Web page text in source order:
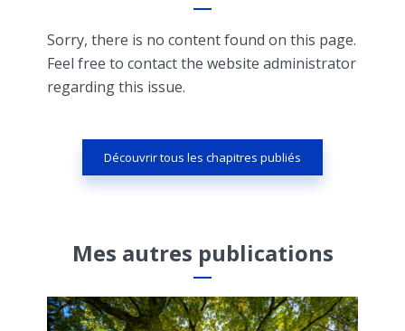
Sorry, there is no content found on this page.
Feel free to contact the website administrator
regarding this issue.
Découvrir tous les chapitres publiés
Mes autres publications